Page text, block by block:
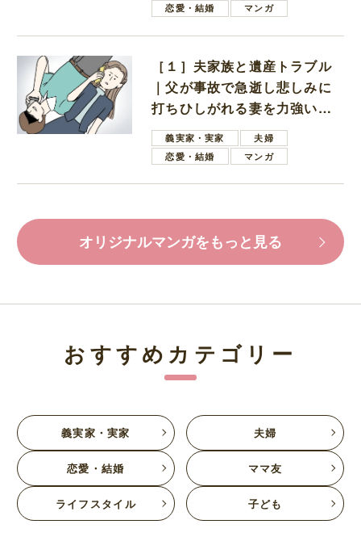
恋愛・結婚
マンガ
［１］夫家族と遺産トラブル
｜父が事故で急逝し悲しみに
打ちひしがれる妻を力強い言
葉で励ます夫
義実家・実家
夫婦
恋愛・結婚
マンガ
オリジナルマンガをもっと見る
おすすめカテゴリー
義実家・実家 夫婦
恋愛・結婚 ママ友
ライフスタイル 子ども